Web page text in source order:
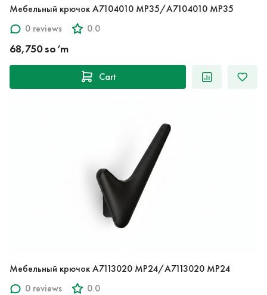
Мебельный крючок A7104010 MP35/A7104010 MP35
0 reviews
0.0
68,750 so‘m
Cart
Мебельный крючок A7113020 MP24/A7113020 MP24
0 reviews
0.0